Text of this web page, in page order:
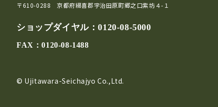
〒610-0288 京都府綴喜郡宇治田原町郷之口紫坊４-１
ショップダイヤル：0120-08-5000
FAX：0120-08-1488
© Ujitawara-Seichajyo Co.,Ltd.